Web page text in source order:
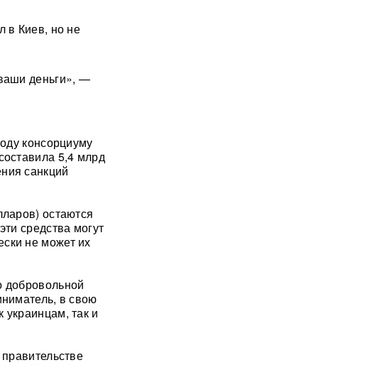
в Киев, но не
деньги», —
консорциуму
5,4 млрд
санкций
остаются
средства могут
не может их
добровольной
в свою
так и